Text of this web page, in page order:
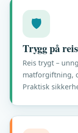
🛡️
Trygg på
Reis trygt –
matforgiftning,
Praktisk